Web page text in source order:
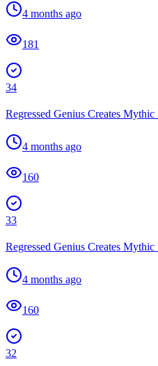
4 months ago
181
34
Regressed Genius Creates
4 months ago
160
33
Regressed Genius Creates
4 months ago
160
32